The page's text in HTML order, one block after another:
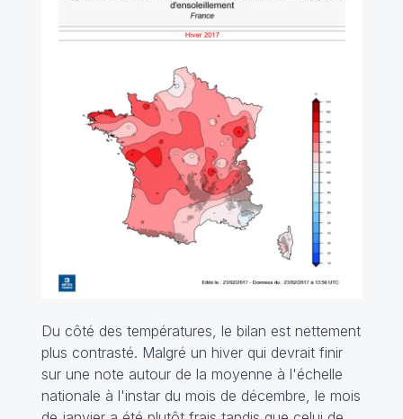
Du côté des températures, le bilan est nettement
plus contrasté. Malgré un hiver qui devrait finir
sur une note autour de la moyenne à l'échelle
nationale à l'instar du mois de décembre, le mois